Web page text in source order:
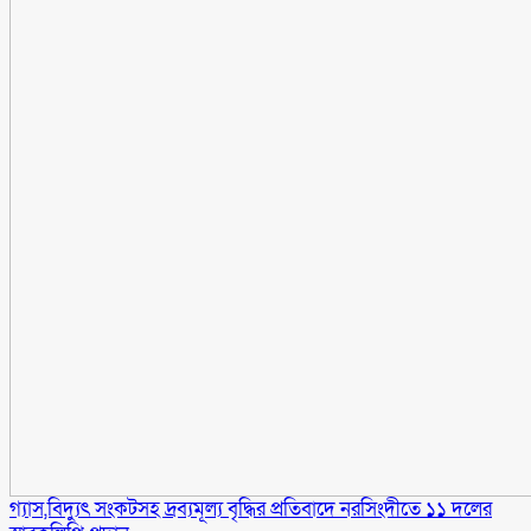
গ্যাস,বিদ্যুৎ সংকটসহ দ্রব্যমূল্য বৃদ্ধির প্রতিবাদে নরসিংদীতে ১১ দলের